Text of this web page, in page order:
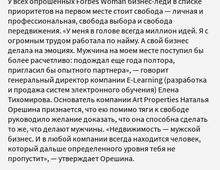
приоритетов на первом месте стоит свобода — личная и
профессиональная, свобода выбора и свобода
передвижения. «У меня в голове всегда миллион идей. Я с
огромным трудом работала по найму. А свой бизнес
делала на эмоциях. Мужчина на моем месте поступил бы
более расчетливо: подождал еще года полтора,
пригласил бы опытного партнера», — говорит
генеральный директор компании E-Learning (разработка
и продажа систем электронного обучения) Елена
Тихомирова. Основатель компании Art Properties Наталья
Орешина признается, что ею помимо тяги к свободе
руководило желание доказать, что она способна сделать
то же, что делают мужчины. «Недвижимость — мужской
бизнес. И в любой компании всегда находится человек,
который дальше определенного уровня тебя не
пропустит», — утверждает Орешина.